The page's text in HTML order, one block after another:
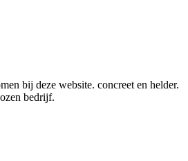
bij deze website. concreet en helder.
bedrijf.